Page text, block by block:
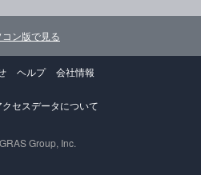
コン版で見る
ヘルプ 会社情報
セスデータについて
Group, Inc.